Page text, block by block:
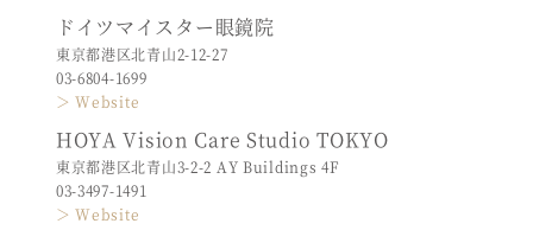
ドイツマイスター眼鏡院
東京都港区北青山2-12-27
03-6804-1699
＞ Website
HOYA Vision Care Studio TOKYO
東京都港区北青山3-2-2 AY Buildings 4F
03-3497-1491
＞ Website